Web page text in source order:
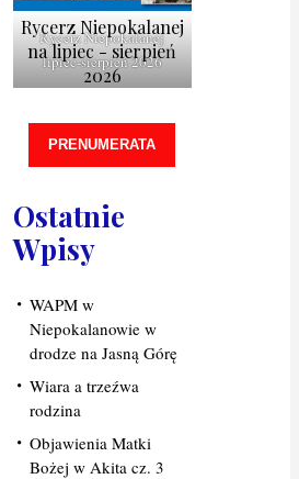
Rycerz Niepokalanej
lipiec-sierpień 2026
Rycerz Niepokalanej
na lipiec - sierpień
2026
PRENUMERATA
Ostatnie
Wpisy
WAPM w
Niepokalanowie w
drodze na Jasną Górę
Wiara a trzeźwa
rodzina
Objawienia Matki
Bożej w Akita cz. 3